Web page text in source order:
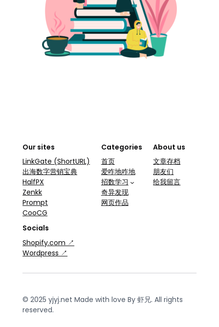
Our sites
LinkGate (ShortURL)
出海数字营销宝典
HalfPX
Zenkk
Prompt
CooCG
Categories
首页
爱咋地咋地
招数学习
奇异发现
网页作品
About us
文章存档
朋友们
给我留言
Socials
Shopify.com ↗
Wordpress ↗
© 2025 yjyj.net Made with love By 虾兄. All rights
reserved.